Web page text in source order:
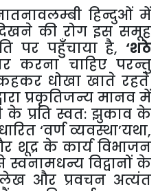
हिन्दुओं में
की रोग इस समूह
पर पहुँचाया है, ‘शठे
करना चाहिए परन्तु
धोखा खाते रहते
प्रकृतिजन्य मानव में
के प्रति स्वत: झुकाव के
‘वर्ण व्यवस्था’यथा,
शूद्र के कार्य विभाजन
स्वनामधन्य विद्वानों के
और प्रवचन अत्यंत